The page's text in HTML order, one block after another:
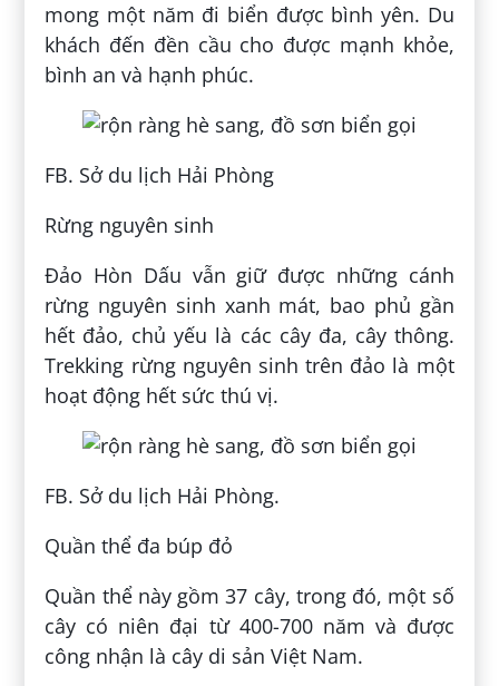
mong một năm đi biển được bình yên. Du
khách đến đền cầu cho được mạnh khỏe,
bình an và hạnh phúc.
FB. Sở du lịch Hải Phòng
Rừng nguyên sinh
Đảo Hòn Dấu vẫn giữ được những cánh
rừng nguyên sinh xanh mát, bao phủ gần
hết đảo, chủ yếu là các cây đa, cây thông.
Trekking rừng nguyên sinh trên đảo là một
hoạt động hết sức thú vị.
FB. Sở du lịch Hải Phòng.
Quần thể đa búp đỏ
Quần thể này gồm 37 cây, trong đó, một số
cây có niên đại từ 400-700 năm và được
công nhận là cây di sản Việt Nam.